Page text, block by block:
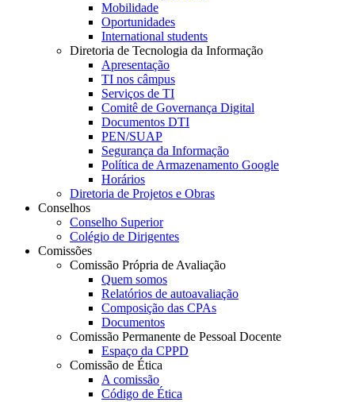
Mobilidade
Oportunidades
International students
Diretoria de Tecnologia da Informação
Apresentação
TI nos câmpus
Serviços de TI
Comitê de Governança Digital
Documentos DTI
PEN/SUAP
Segurança da Informação
Política de Armazenamento Google
Horários
Diretoria de Projetos e Obras
Conselhos
Conselho Superior
Colégio de Dirigentes
Comissões
Comissão Própria de Avaliação
Quem somos
Relatórios de autoavaliação
Composição das CPAs
Documentos
Comissão Permanente de Pessoal Docente
Espaço da CPPD
Comissão de Ética
A comissão
Código de Ética